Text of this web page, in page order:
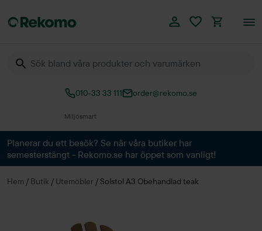
010-33 33 111 order@rekomo.se
Över 60.000 produkter
Planerar du ett besök? Se när våra butiker har
semesterstängt - Rekomo.se har öppet som vanligt!
Hem / Butik / Utemöbler / Solstol A3 Obehandlad teak